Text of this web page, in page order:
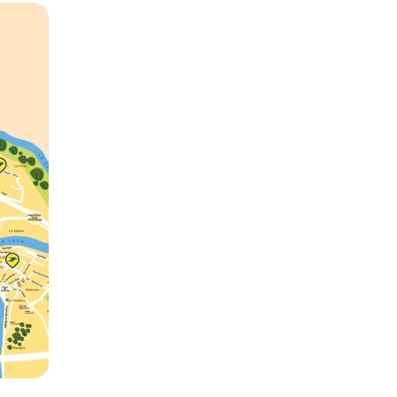
Zoom sur l'image